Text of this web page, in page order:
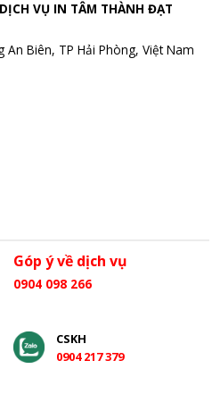
VỤ IN TÂM THÀNH ĐẠT
Biên, TP Hải Phòng, Việt Nam
Góp ý về dịch vụ
0904 098 266
CSKH
0904 217 379